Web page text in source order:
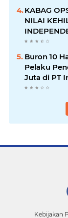
KABAG OPS POLRES TOBA DI
NILAI
LAGUBOTI
Buron 10
Pelaku
Juta di PT
Berhasil
Kebijakan